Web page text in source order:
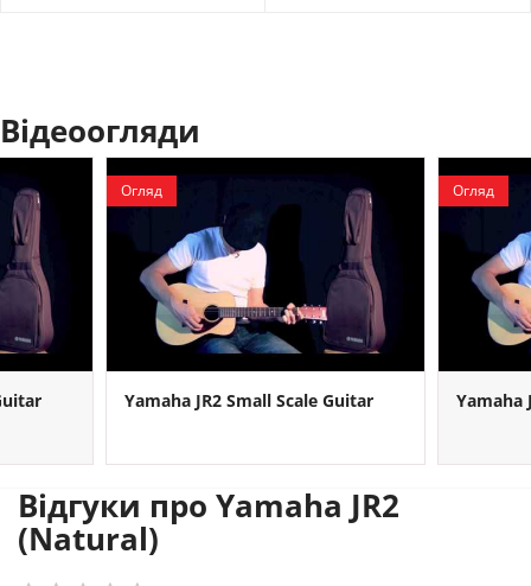
Відеоогляди
Огляд
Yamaha JR2 Small Scale Guitar
Огляд
Yamaha
Відгуки про Yamaha JR2
(Natural)